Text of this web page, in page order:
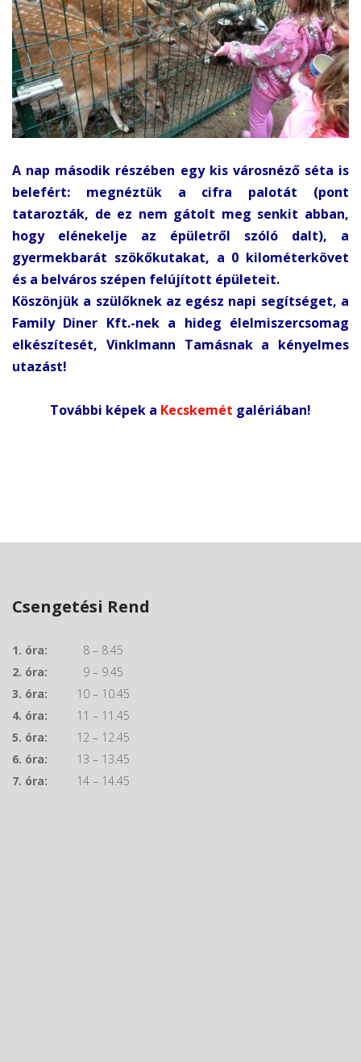
A nap második részében egy kis városnéző séta is
belefért: megnéztük a cifra palotát (pont
tatarozták, de ez nem gátolt meg senkit abban,
hogy elénekelje az épületről szóló dalt), a
gyermekbarát szökőkutakat, a 0 kilométerkövet
és a belváros szépen felújított épületeit.
Köszönjük a szülőknek az egész napi segítséget, a
Family Diner Kft.-nek a hideg élelmiszercsomag
elkészítesét, Vinklmann Tamásnak a kényelmes
utazást!
További képek a Kecskemét galériában!
Csengetési Rend
1. óra: 8 – 8.45
2. óra: 9 – 9.45
3. óra: 10 – 10.45
4. óra: 11 – 11.45
5. óra: 12 – 12.45
6. óra: 13 – 13.45
7. óra: 14 – 14.45